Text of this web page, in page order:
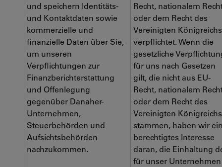
und speichern Identitäts-
und Kontaktdaten sowie
kommerzielle und
finanzielle Daten über Sie,
um unseren
Verpflichtungen zur
Finanzberichterstattung
und Offenlegung
gegenüber Danaher-
Unternehmen,
Steuerbehörden und
Aufsichtsbehörden
nachzukommen.
Recht, nationalem
oder dem Recht des
Vereinigten Königreichs
verpflichtet. Wenn die
gesetzliche
für uns nach Gesetzen
gilt, die nicht aus EU-
Recht, nationalem
oder dem Recht des
Vereinigten Königreichs
stammen, haben wir
berechtigtes Interesse
daran, die Einhaltung
für unser Unternehmen